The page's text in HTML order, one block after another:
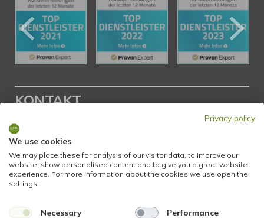
KONTAKT
STADTBLICK Immobilien
Glockengasse 2
65199 Wiesbaden
Fax: +49 611 9742 896
Privacy policy
We use cookies
We may place these for analysis of our visitor data, to improve our
website, show personalised content and to give you a great website
experience. For more information about the cookies we use open the
settings.
Necessary Performance